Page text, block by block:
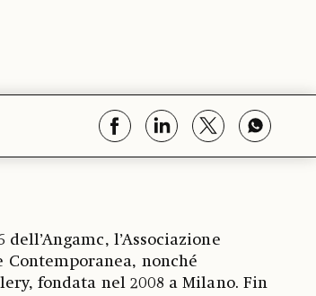
l’Associazione
Contemporanea, nonché
fondata nel 2008 a Milano. Fin